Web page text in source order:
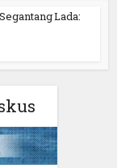
Lada: